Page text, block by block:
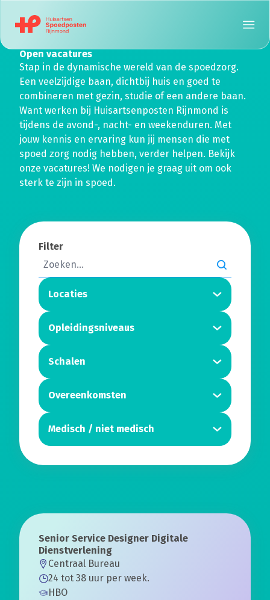
Open vacatures
Stap in de dynamische wereld van de spoedzorg.
Een veelzijdige baan, dichtbij huis en goed te
combineren met gezin, studie of een andere baan.
Want werken bij Huisartsenposten Rijnmond is
tijdens de avond-, nacht- en weekenduren. Met
jouw kennis en ervaring kun jij mensen die met
spoed zorg nodig hebben, verder helpen. Bekijk
onze vacatures! We nodigen je graag uit om ook
sterk te zijn in spoed.
Filter
Locaties
Opleidingsniveaus
Schalen
Overeenkomsten
Medisch / niet medisch
Senior Service Designer Digitale
Dienstverlening
Centraal Bureau
24 tot 38 uur per week.
HBO